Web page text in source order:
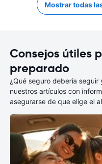
Mostrar todas
Consejos útiles
preparado
¿Qué seguro debería
nuestros artículos con
asegurarse de que elige el